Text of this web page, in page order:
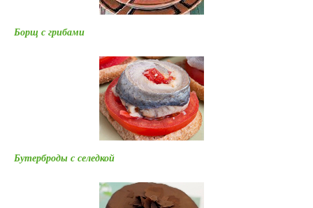
Борщ с грибами
Бутерброды с селедкой